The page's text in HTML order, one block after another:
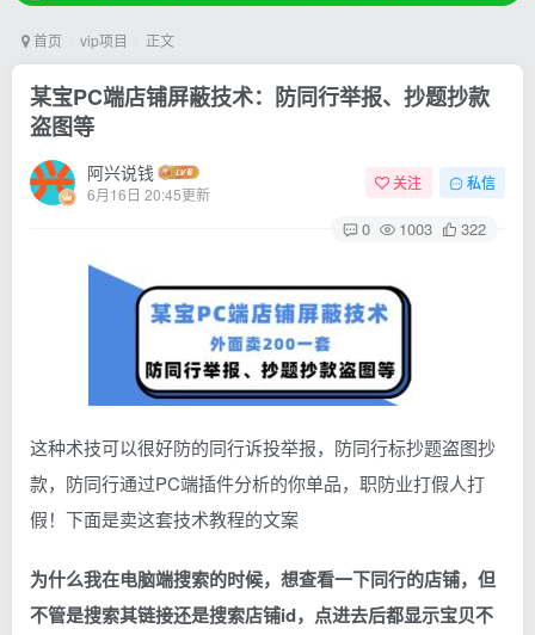
首页 vip项目 正文
某宝PC端店铺屏蔽技术：防同行举报、抄题抄款
盗图等
阿兴说钱
6月16日 20:45更新
关注 私信
0 1003 322
这种术技可以很好防的同行诉投举报，防同行标抄题盗图抄
款，防同行通过PC端插件分析的你单品，职防业打假人打
假！下面是卖这套技术教程的文案
为什么我在电脑端搜索的时候，想查看一下同行的店铺，但
不管是搜索其链接还是搜索店铺id，点进去后都显示宝贝不